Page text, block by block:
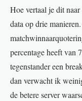
Hoe vertaal je dit
data op drie
percentage heeft van
tegenstander een
dan verwacht ik
de betere server